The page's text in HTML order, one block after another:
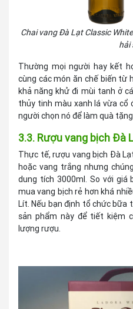
Chai vang Đà Lạt Classic
hải
Thường mọi người hay kết
cùng các món ăn chế biến từ
khả năng khử đi mùi tanh ở
thủy tinh màu xanh lá vừa cổ
người chọn nó để làm quà
3.3. Rượu vang bịch Đà
Thực tế, rượu vang bịch Đà
hoặc vang trắng nhưng
dung tích 3000ml. So với giá
mua vang bịch rẻ hơn khá
Lít. Nếu bạn định tổ chức bữa
sản phẩm này để tiết kiệm
lượng rượu.